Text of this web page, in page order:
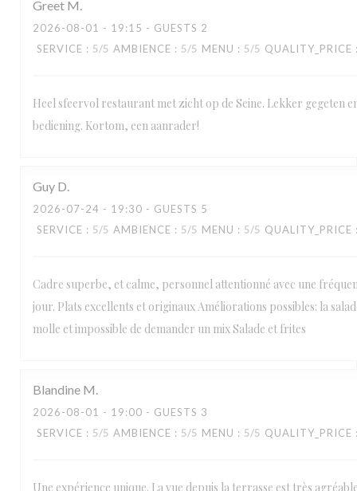
Greet M
2026-08-01 - 19:15 - GUESTS 2
SERVICE : 5/5 AMBIENCE : 5/5 MENU : 5/5 QUALITY_PRICE
Heel sfeervol restaurant met zicht op de Seine. Lekker gegeten
bediening. Kortom, een aanrader!
Guy D
2026-07-24 - 19:30 - GUESTS 5
SERVICE : 5/5 AMBIENCE : 5/5 MENU : 5/5 QUALITY_PRICE
Cadre superbe, et calme, personnel attentionné avec une
jour. Plats excellents et originaux Améliorations possibles: la
molle et impossible de demander un mix Salade et frites
Blandine M
2026-08-01 - 19:00 - GUESTS 3
SERVICE : 5/5 AMBIENCE : 5/5 MENU : 5/5 QUALITY_PRICE
Une expérience unique. La vue depuis la terrasse est très